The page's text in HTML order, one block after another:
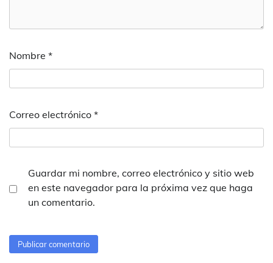
Nombre *
Correo electrónico *
Guardar mi nombre, correo electrónico y sitio web
en este navegador para la próxima vez que haga
un comentario.